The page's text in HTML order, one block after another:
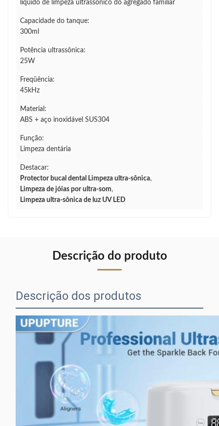
líquido de limpeza ultrassônico do agregado familiar
Capacidade do tanque:
300ml
Potência ultrassônica:
25W
Freqüência:
45kHz
Material:
ABS + aço inoxidável SUS304
Função:
Limpeza dentária
Destacar:
Protector bucal dental Limpeza ultra-sônica,
Limpeza de jóias por ultra-som,
Limpeza ultra-sônica de luz UV LED
Descrição do produto
Descrição dos produtos